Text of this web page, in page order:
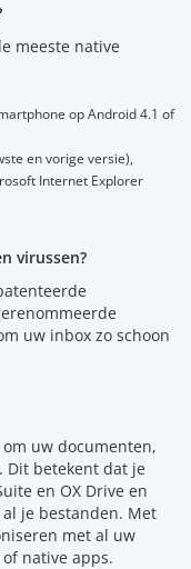
meeste native
op Android 4.1 of
en vorige versie),
Internet Explorer
virussen?
uw inbox zo schoon
uw documenten,
Dit betekent dat je
en OX Drive en
je bestanden. Met
met al uw
native apps.